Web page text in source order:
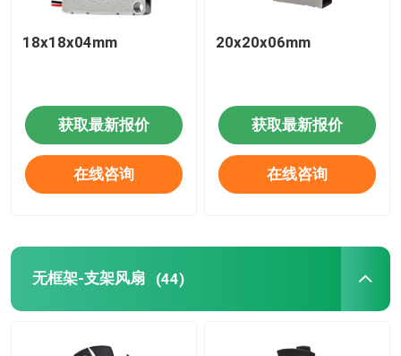
18x18x04mm
获取最新报价
在线咨询
20x20x06mm
获取最新报价
在线咨询
无框架-支架风扇 (44)